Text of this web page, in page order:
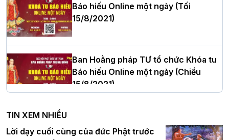
Thượng tọa Thích Tâm Chính được suy
cử tân Trưởng ban Trị sự GHPGVN tỉnh
Hà Nội: Tăng Ni Trường hạ Bồ Đề trang
nghiêm tác pháp Tiền an cư PL.2570 –
DL.2026
Báo hiếu Online một ngày (Tối
15/8/2021)
Ban Hoằng pháp TƯ tổ chức Khóa tu
Báo hiếu Online một ngày (Chiều
15/8/2021)
Ban Hoằng pháp TƯ tổ chức Khóa tu
Báo hiếu Online một ngày (Sáng
TIN XEM NHIỀU
Lời dạy cuối cùng của đức Phật trước